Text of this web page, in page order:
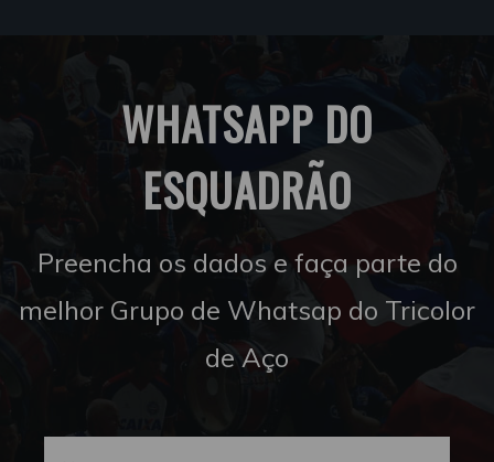
WHATSAPP DO
ESQUADRÃO
Preencha os dados e faça parte do
melhor Grupo de Whatsap do Tricolor
de Aço